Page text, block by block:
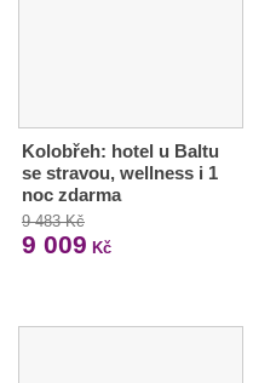
Kolobřeh: hotel u Baltu
se stravou, wellness i 1
noc zdarma
9 483 Kč
9 009 Kč